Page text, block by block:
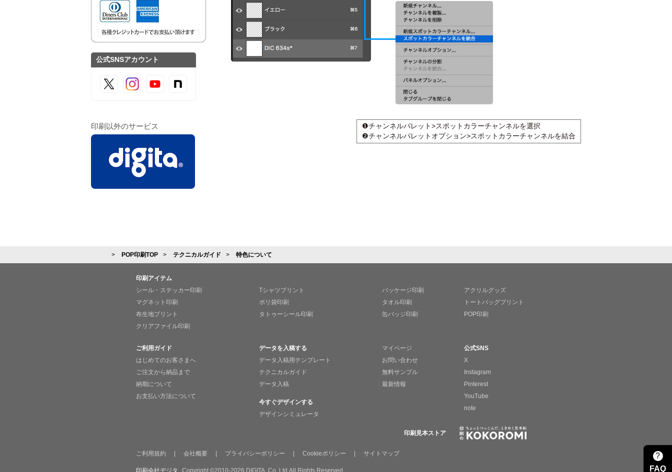
公式SNSアカウント
印刷以外のサービス
❶チャンネルパレット>スポットカラーチャンネルを選択
❷チャンネルパレットオプション>スポットカラーチャンネルを結合
POP印刷TOP テクニカルガイド 特色について
印刷アイテム
シール・ステッカー印刷
マグネット印刷
布生地プリント
クリアファイル印刷
Tシャツプリント
ポリ袋印刷
タトゥーシール印刷
パッケージ印刷
タオル印刷
缶バッジ印刷
アクリルグッズ
トートバッグプリント
POP印刷
ご利用ガイド
はじめてのお客さまへ
ご注文から納品まで
納期について
お支払い方法について
データを入稿する
データ入稿用テンプレート
テクニカルガイド
データ入稿
今すぐデザインする
デザインシミュレータ
マイページ
お問い合わせ
無料サンプル
最新情報
公式SNS
X
Instagram
Pinterest
YouTube
note
印刷見本ストア
ご利用規約 会社概要 プライバシーポリシー Cookieポリシー サイトマップ
?
FAQ